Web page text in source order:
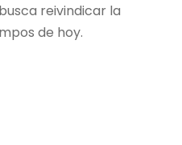
reivindicar la
de hoy.